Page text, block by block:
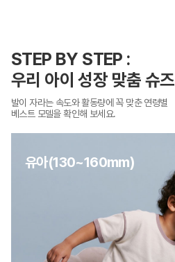
STEP BY STEP :
우리 아이 성장 맞춤 슈즈
발이 자라는 속도와 활동량에 꼭 맞춘 연령별
베스트 모델을 확인해 보세요.
유아(130~160mm)